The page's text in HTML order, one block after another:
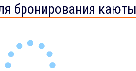
бронирования каюты